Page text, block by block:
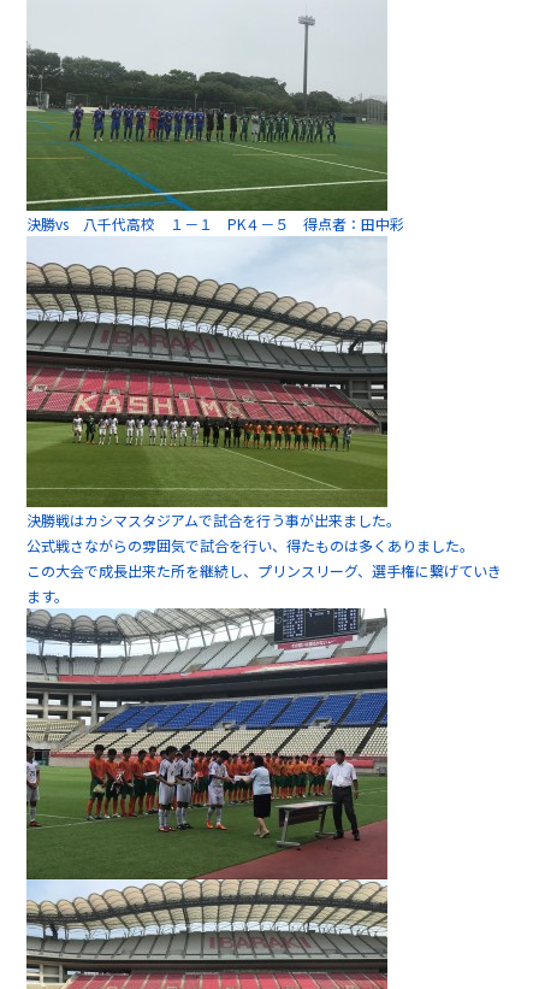
決勝vs 八千代高校 １－１ PK４－５ 得点者：田中彩
決勝戦はカシマスタジアムで試合を行う事が出来ました。
公式戦さながらの雰囲気で試合を行い、得たものは多くありました。
この大会で成長出来た所を継続し、プリンスリーグ、選手権に繋げていき
ます。